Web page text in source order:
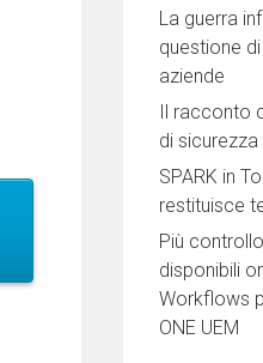
La guerra
questione
aziende
Il racconto
di
SPARK in
restituisce
Più
disponibili
Workflows
ONE UEM